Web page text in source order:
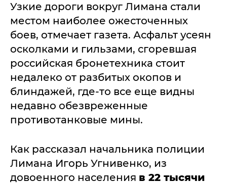
Узкие дороги вокруг Лимана стали
местом наиболее ожесточенных
боев, отмечает газета. Асфальт усеян
осколками и гильзами, сгоревшая
российская бронетехника стоит
недалеко от разбитых окопов и
блиндажей, где-то все еще видны
недавно обезвреженные
противотанковые мины.
Как рассказал начальника полиции
Лимана Игорь Угнивенко, из
довоенного населения в 22 тысячи